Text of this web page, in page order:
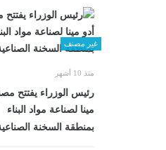
غير مصنف
منذ 10 أشهر
رئيس الوزراء يفتتح
مينا لصناعة مواد البناء
بمنطقة السخنة